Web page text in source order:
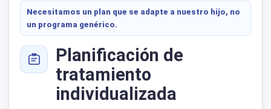
Necesitamos un plan que se adapte a nuestro hijo, no
un programa genérico.
Planificación de
tratamiento
individualizada